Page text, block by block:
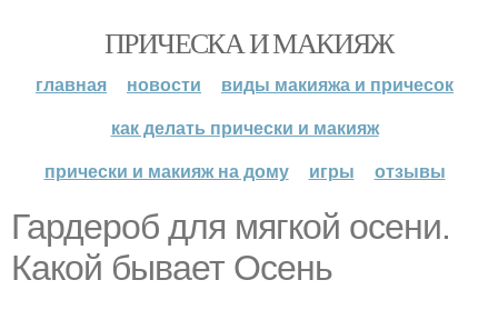
ПРИЧЕСКА И МАКИЯЖ
главная новости
виды макияжа и причесок
как делать прически и макияж
прически и макияж на дому
игры отзывы
Гардероб для мягкой осени.
Какой бывает Осень